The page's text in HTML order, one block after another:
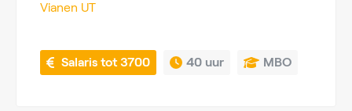
Vianen UT
Salaris tot 3700 40 uur MBO